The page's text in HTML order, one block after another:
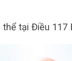
tại Điều 117